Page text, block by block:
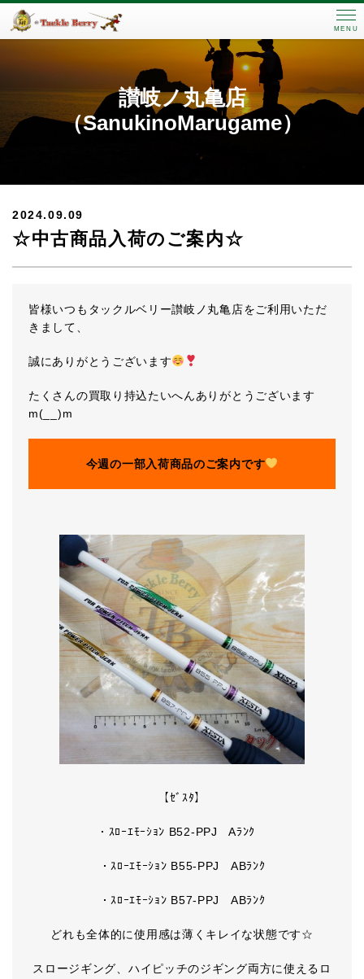
MENU
讃岐ノ丸亀店
（SanukinoMarugame）
2024.09.09
☆中古商品入荷のご案内☆
皆様いつもタックルベリー讃岐ノ丸亀店をご利用いただ
きまして、
誠にありがとうございます
たくさんの買取り持込たいへんありがとうございます
m(__)m
今週の一部入荷商品のご案内です
【ｾﾞｽﾀ】
・ｽﾛｰｴﾓｰｼｮﾝ B52-PPJ Aﾗﾝｸ
・ｽﾛｰｴﾓｰｼｮﾝ B55-PPJ ABﾗﾝｸ
・ｽﾛｰｴﾓｰｼｮﾝ B57-PPJ ABﾗﾝｸ
どれも全体的に使用感は薄くキレイな状態です☆
スロージギング、ハイピッチのジギング両方に使えるロ